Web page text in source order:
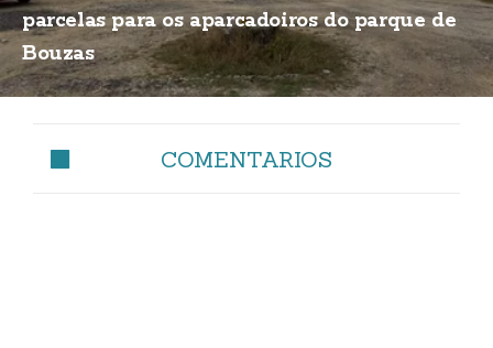
parcelas para os aparcadoiros do parque de
Bouzas
COMENTARIOS